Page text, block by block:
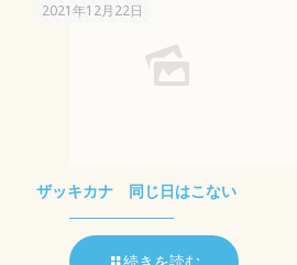
2021年12月22日
ザッキカナ 同じ日はこない